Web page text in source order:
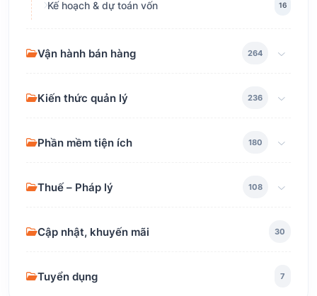
Kế hoạch & dự toán vốn 16
Vận hành bán hàng 264
Kiến thức quản lý 236
Phần mềm tiện ích 180
Thuế – Pháp lý 108
Cập nhật, khuyến mãi 30
Tuyển dụng 7